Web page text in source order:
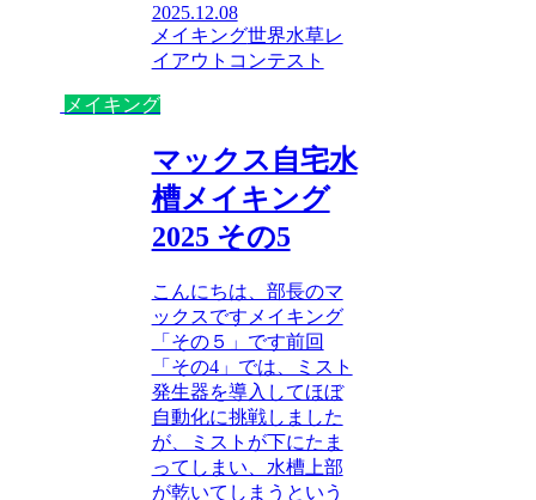
2025.12.08
メイキング世界水草レ
イアウトコンテスト
メイキング
マックス自宅水
槽メイキング
2025 その5
こんにちは、部長のマ
ックスですメイキング
「その５」です前回
「その4」では、ミスト
発生器を導入してほぼ
自動化に挑戦しました
が、ミストが下にたま
ってしまい、水槽上部
が乾いてしまうという